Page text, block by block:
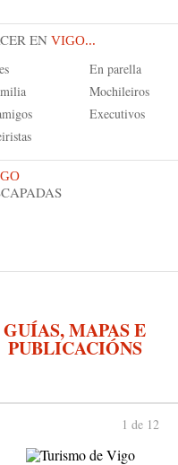
EN VIGO...
En parella
Mochileiros
Executivos
GUÍAS, MAPAS E
PUBLICACIÓNS
1 de 12